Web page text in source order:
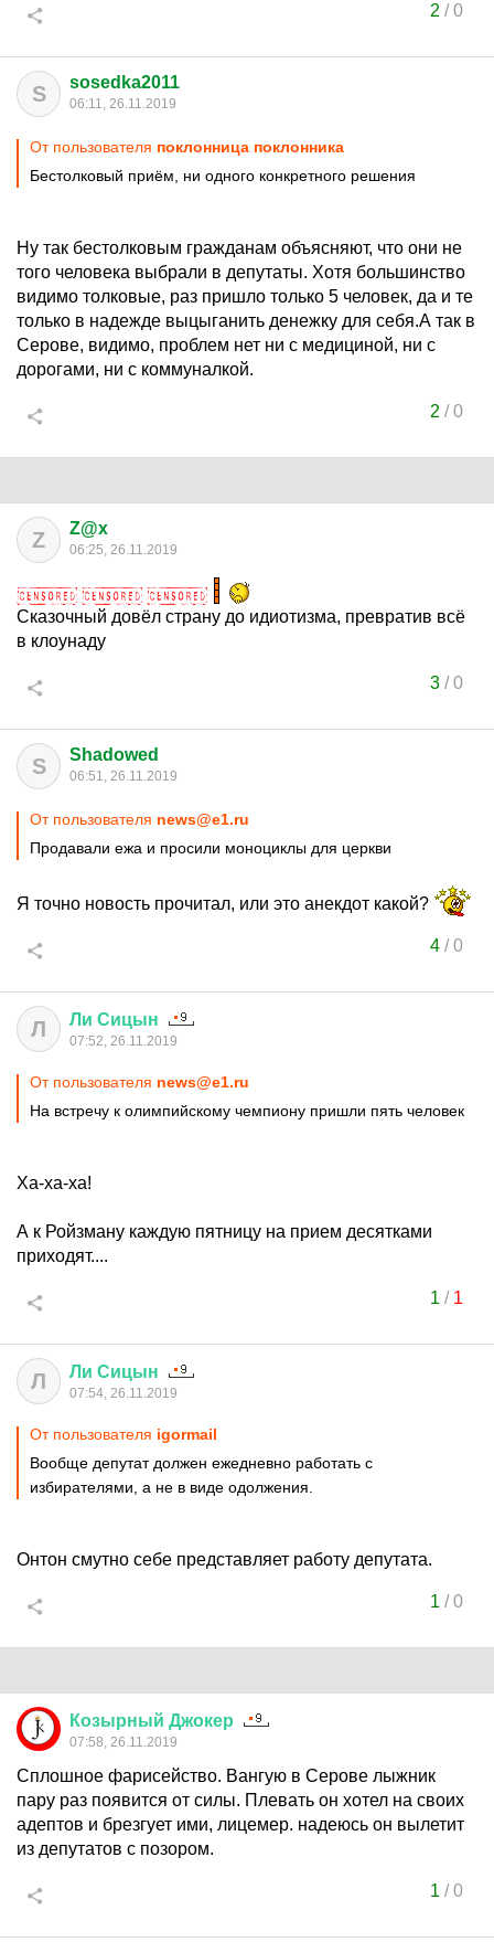
2 /0
S sosedka2011
06:11, 26.11.2019
От пользователя поклонница поклонника
Бестолковый приём, ни одного конкретного решения
Ну так бестолковым гражданам объясняют, что они не
того человека выбрали в депутаты. Хотя большинство
видимо толковые, раз пришло только 5 человек, да и те
только в надежде выцыганить денежку для себя.А так в
Серове, видимо, проблем нет ни с медициной, ни с
дорогами, ни с коммуналкой.
2 /0
Z Z@x
06:25, 26.11.2019
Сказочный довёл страну до идиотизма, превратив всё
в клоунаду
3/0
S Shadowed
06:51, 26.11.2019
От пользователя news@e1.ru
Продавали ежа и просили моноциклы для церкви
Я точно новость прочитал, или это анекдот какой?
4/0
Л Ли Сицын
07:52, 26.11.2019
От пользователя news@e1.ru
На встречу к олимпийскому чемпиону пришли пять человек
Ха-ха-ха!
А к Ройзману каждую пятницу на прием десятками
приходят....
1 / 1
Л Ли Сицын
07:54, 26.11.2019
От пользователя igormail
Вообще депутат должен ежедневно работать с
избирателями, а не в виде одолжения.
Онтон смутно себе представляет работу депутата.
1 /0
Козырный Джокер
07:58, 26.11.2019
Сплошное фарисейство. Вангую в Серове лыжник
пару раз появится от силы. Плевать он хотел на своих
адептов и брезгует ими, лицемер. надеюсь он вылетит
из депутатов с позором.
1 /0